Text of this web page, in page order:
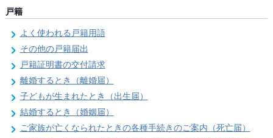
戸籍
よく使われる戸籍用語
その他の戸籍届出
戸籍証明書の交付請求
離婚するとき（離婚届）
子どもが生まれたとき（出生届）
結婚するとき（婚姻届）
ご家族が亡くなられたときの各種手続きのご案内（死亡届）